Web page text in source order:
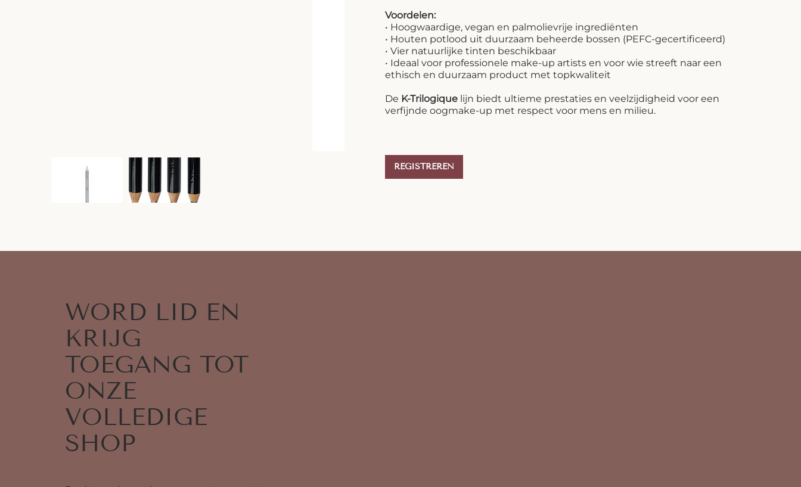
Voordelen:
• Hoogwaardige, vegan en palmolievrije ingrediënten
• Houten potlood uit duurzaam beheerde bossen (PEFC-gecertificeerd)
• Vier natuurlijke tinten beschikbaar
• Ideaal voor professionele make-up artists en voor wie streeft naar een
ethisch en duurzaam product met topkwaliteit
De K-Trilogiquelijn biedt ultieme prestaties en veelzijdigheid voor een
verfijnde oogmake-up met respect voor mens en milieu.
REGISTREREN
WORD LID EN
KRIJG
TOEGANG TOT
ONZE
VOLLEDIGE
SHOP